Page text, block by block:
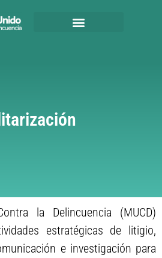
la Delincuencia (MUCD)
estratégicas de litigio,
e investigación para